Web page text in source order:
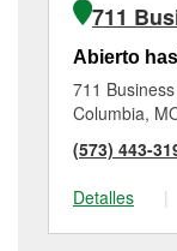
711
Abierto
711
Columbia,
(573) 443-
Detalles
|